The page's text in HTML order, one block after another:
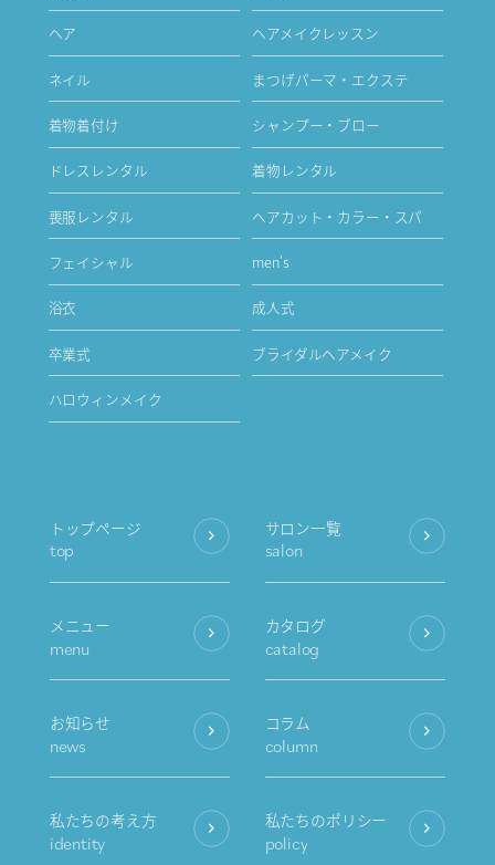
ヘア ヘアメイクレッスン
ネイル まつげパーマ・エクステ
着物着付け シャンプー・ブロー
ドレスレンタル 着物レンタル
喪服レンタル ヘアカット・カラー・スパ
フェイシャル men's
浴衣 成人式
卒業式 ブライダルヘアメイク
ハロウィンメイク
トップページ
top
サロン一覧
salon
メニュー
menu
カタログ
catalog
お知らせ
news
コラム
column
私たちの考え方
identity
私たちのポリシー
policy